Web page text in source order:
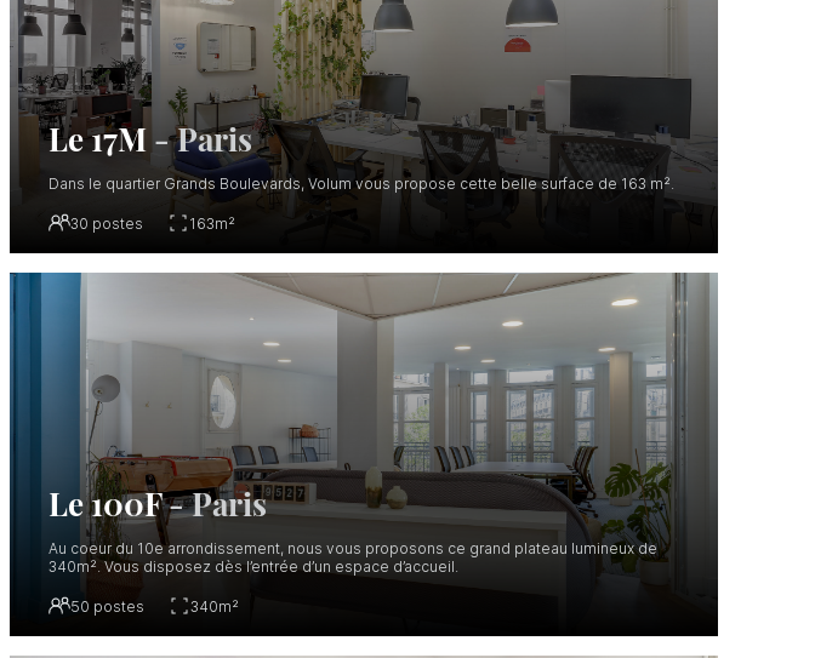
Le 17M -Paris
Dans le quartier Grands Boulevards, Volum vous propose cette belle surface de 163 m².
30 postes 163m²
Le 100F-Paris
Au coeur du 10e arrondissement, nous vous proposons ce grand plateau lumineux de
340m². Vous disposez dès l’entrée d’un espace d’accueil.
50 postes 340m²